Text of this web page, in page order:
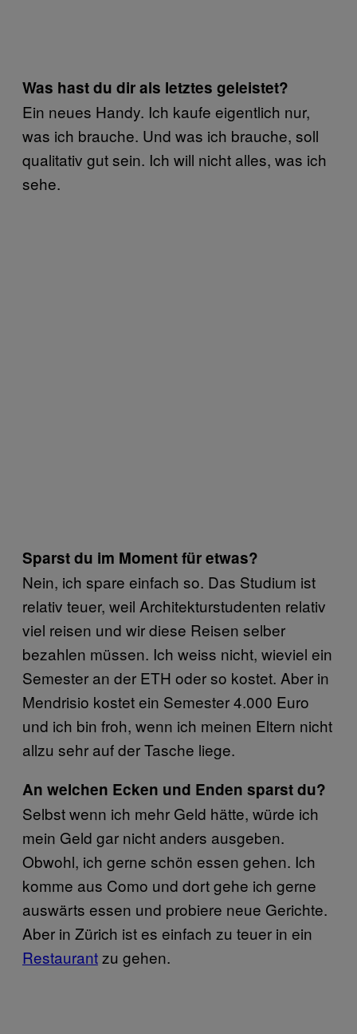
Was hast du dirals letztes geleistet?
Ein neues Handy. Ich kaufe eigentlich nur,
was ich brauche. Und was ich brauche, soll
qualitativ gut sein. Ich will nicht alles, was ich
sehe.
Sparst du im Moment für etwas?
Nein, ich spare einfach so. Das Studium ist
relativ teuer, weil Architekturstudenten relativ
viel reisen und wir diese Reisen selber
bezahlen müssen. Ich weiss nicht, wieviel ein
Semester an der ETH oder so kostet. Aber in
Mendrisio kostet ein Semester 4.000 Euro
und ich bin froh, wenn ich meinen Eltern nicht
allzu sehr auf der Tasche liege.
An welchen Ecken und Enden sparst du?
Selbst wenn ich mehr Geld hätte, würde ich
mein Geld gar nicht anders ausgeben.
Obwohl, ich gerne schön essen gehen. Ich
komme aus Como und dort gehe ich gerne
auswärts essen und probiere neue Gerichte.
Aber in Zürich ist es einfach zu teuer in ein
Restaurantzu gehen.